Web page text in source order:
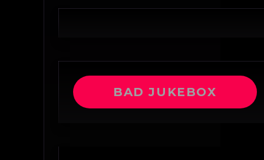
BAD JUKEBOX